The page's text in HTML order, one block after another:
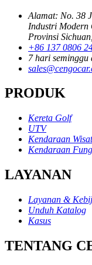
Alamat: No. 38
Industri Modern
Provinsi
+86 137 0806
7 hari
PRODUK
Kereta Golf
UTV
Kendaraan
Kendaraan
LAYANAN
Layanan &
Unduh Katalog
Kasus
TENTANG